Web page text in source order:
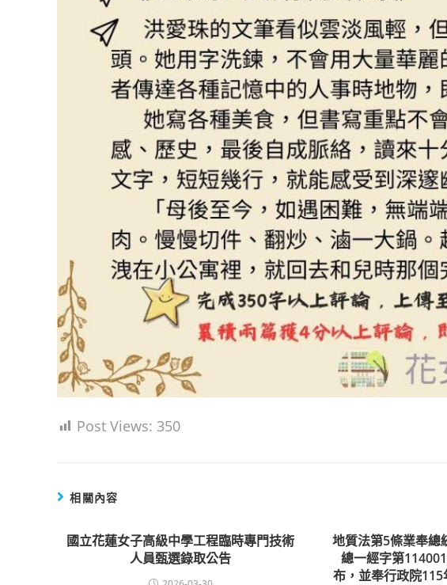
Post Views: 350
相關內容
國立花蓮女子高級中學工程臨時專門技術
人員甄選錄取公告
地質法第5條業奉總
總一經字第
布，並奉行政院